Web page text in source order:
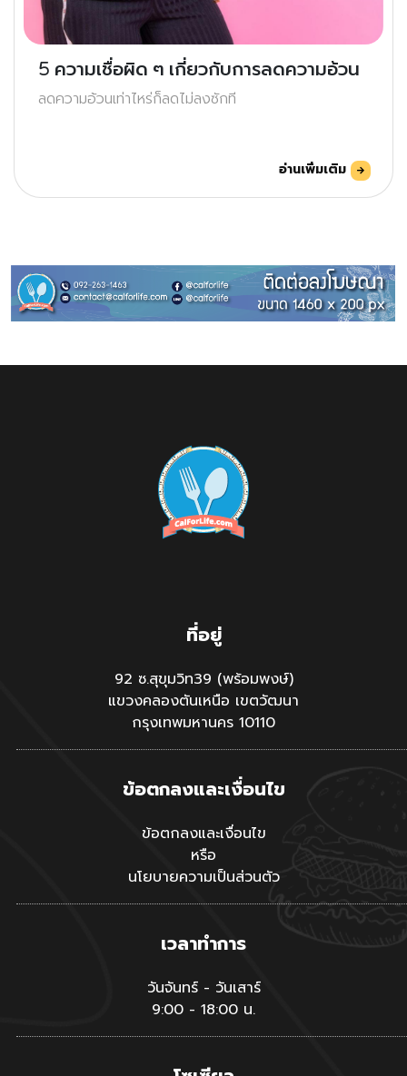
5 ความเชื่อผิด ๆ เกี่ยวกับการลดความอ้วน
ลดความอ้วนเท่าไหร่ก็ลดไม่ลงซักที
อ่านเพิ่มเติม
ที่อยู่
92 ซ.สุขุมวิท39 (พร้อมพงษ์)
แขวงคลองตันเหนือ เขตวัฒนา
กรุงเทพมหานคร 10110
ข้อตกลงและเงื่อนไข
ข้อตกลงและเงื่อนไข
หรือ
นโยบายความเป็นส่วนตัว
เวลาทำการ
วันจันทร์ - วันเสาร์
9:00 - 18:00 น.